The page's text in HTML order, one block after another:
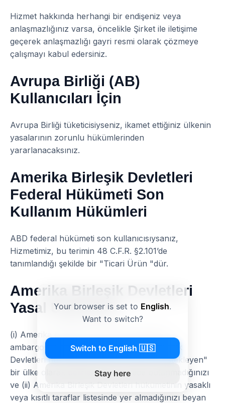
Hizmet hakkında herhangi bir endişeniz veya
anlaşmazlığınız varsa, öncelikle Şirket ile iletişime
geçerek anlaşmazlığı gayri resmi olarak çözmeye
çalışmayı kabul edersiniz.
Avrupa Birliği (AB)
Kullanıcıları İçin
Avrupa Birliği tüketicisiyseniz, ikamet ettiğiniz ülkenin
yasalarının zorunlu hükümlerinden
yararlanacaksınız.
Amerika Birleşik Devletleri
Federal Hükümeti Son
Kullanım Hükümleri
ABD federal hükümeti son kullanıcısıysanız,
Hizmetimiz, bu terimin 48 C.F.R. §2.101’de
tanımlandığı şekilde bir "Ticari Ürün "dür.
Amerika Birleşik Devletleri
Yasal Uygunluk
(i) Amerika Birleşik Devletleri hükümetinin
ambargosuna tabi olan veya Amerika Birleşik
Devletleri hükümeti tarafından "terörü destekleyen"
bir ülke olarak belirlenen bir ülkede bulunmadığınızı
ve (ii) Amerika Birleşik Devletleri hükümetinin yasaklı
veya kısıtlı taraflar listesinde yer almadığınızı beyan
Your browser is set to English.
Want to switch?
Switch to English 🇺🇸
Stay here